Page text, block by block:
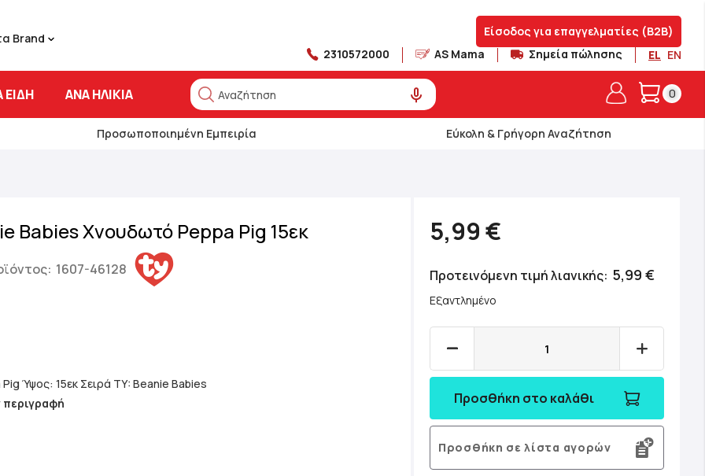
Brand
Είσοδος για επαγγελματίες (B2B)
2310572000
AS Mama Σημεία πώλησης EL EN
ΕΊΔΗ ΑΝΆ ΗΛΙΚΊΑ
Αναζήτηση
Αναζήτηση
Το
0
Προσωποποιημένη Εμπειρία Εύκολη & Γρήγορη Αναζήτηση
Babies Χνουδωτό Peppa Pig 15εκ
1607-46128
Όνομα: Peppa Pig Ύψος: 15εκ Σειρά TY: Beanie Babies
περιγραφή
5,99 €
Προτεινόμενη τιμή λιανικής 5,99 €
Εξαντλημένο
Προσθήκη στο καλάθι
Προσθήκη σε λίστα αγορών